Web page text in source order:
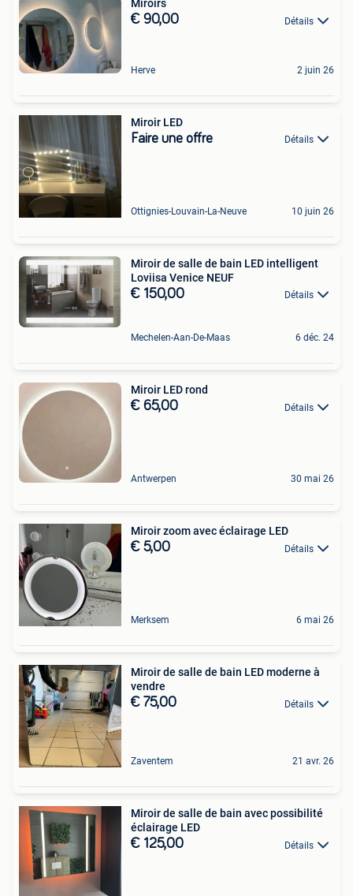
Miroirs
€ 90,00 Détails
Herve 2 juin 26
Miroir LED
Faire une offre Détails
Ottignies-Louvain-La-Neuve 10 juin 26
Miroir de salle de bain LED intelligent
Loviisa Venice NEUF
€ 150,00 Détails
Mechelen-Aan-De-Maas 6 déc. 24
Miroir LED rond
€ 65,00 Détails
Antwerpen 30 mai 26
Miroir zoom avec éclairage LED
€ 5,00 Détails
Merksem 6 mai 26
Miroir de salle de bain LED moderne à
vendre
€ 75,00 Détails
Zaventem 21 avr. 26
Miroir de salle de bain avec possibilité
éclairage LED
€ 125,00 Détails